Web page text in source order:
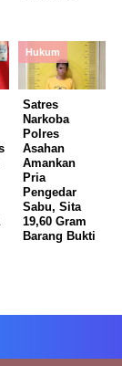
Hukum
Satres
Narkoba
Polres
Asahan
Amankan
Pria
Pengedar
Sabu, Sita
19,60 Gram
Barang Bukti